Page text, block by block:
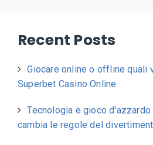
Recent Posts
Giocare online o offline quali
Superbet Casino Online
Tecnologia e gioco
cambia le regole del